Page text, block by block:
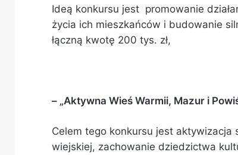
Ideą konkursu jest promowanie
życia ich mieszkańców i budowanie
łączną kwotę 200 tys. zł,
– „Aktywna Wieś Warmii, Mazur i
Celem tego konkursu jest aktywizacja
wiejskiej, zachowanie dziedzictwa